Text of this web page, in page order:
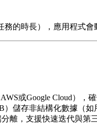
的時長），應用程式
或Google Cloud），
）儲存非結構化數據（
離，支援快速迭代與第